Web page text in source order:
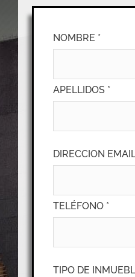
NOMBRE *
APELLIDOS *
DIRECCION
TELÉFONO *
TIPO DE